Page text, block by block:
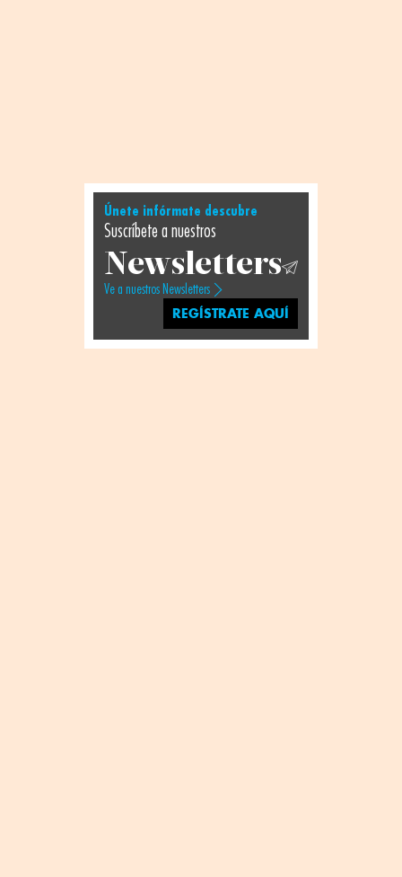
Únete infórmate descubre
Suscríbete a nuestros
Newsletters
Ve a nuestros Newsletters
REGÍSTRATE AQUÍ